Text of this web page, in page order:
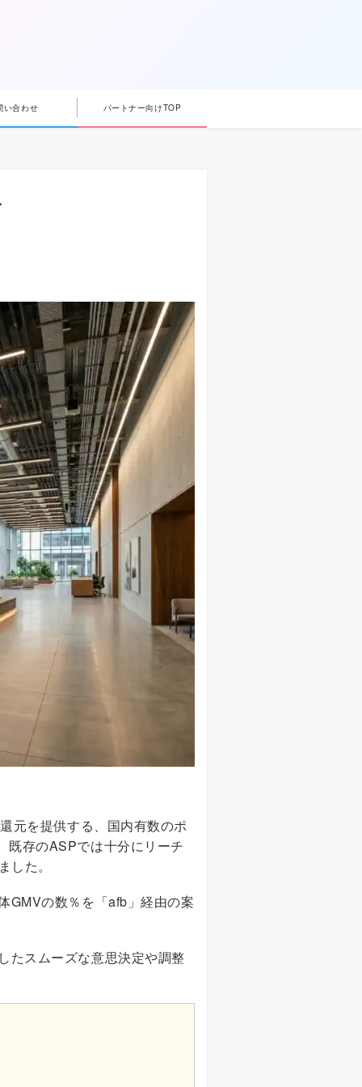
い合わせ パートナー向けTOP
元を提供する、国内有数のポ
既存のASPでは十分にリーチ
た。
GMVの数％を「afb」経由の案
たスムーズな意思決定や調整